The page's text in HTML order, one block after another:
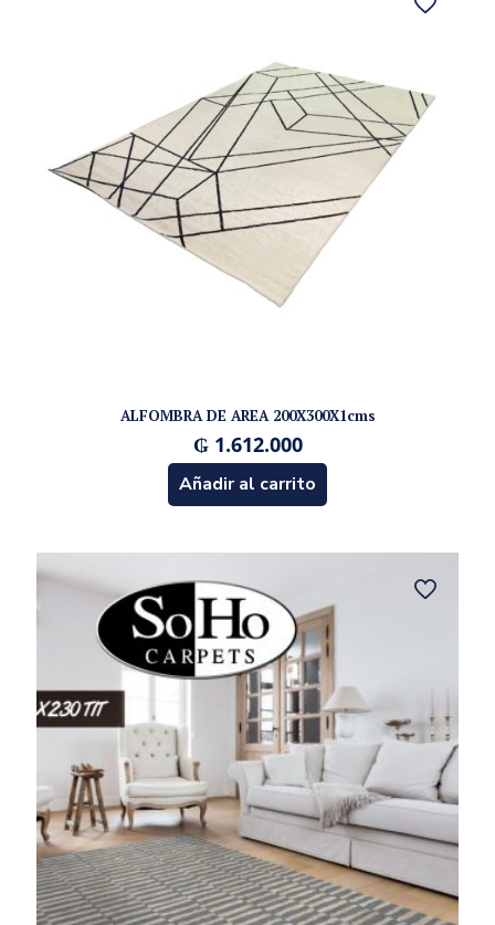
ALFOMBRA DE AREA 200X300X1cms
₲1.612.000
Añadir al carrito